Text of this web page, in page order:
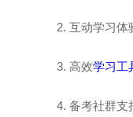
2. 互动学习体
3. 高效学习工
4. 备考社群支